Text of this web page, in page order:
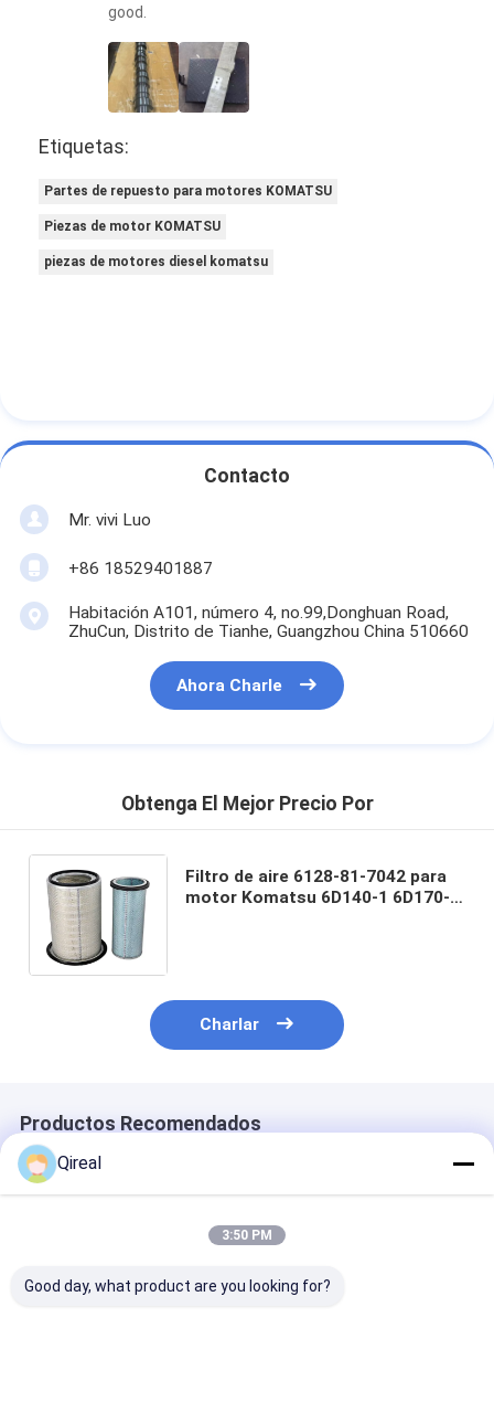
good.
Etiquetas:
Partes de repuesto para motores KOMATSU
Piezas de motor KOMATSU
piezas de motores diesel komatsu
Contacto
Mr. vivi Luo
+86 18529401887
Habitación A101, número 4, no.99,Donghuan Road,
ZhuCun, Distrito de Tianhe, Guangzhou China 510660
Ahora Charle
Obtenga El Mejor Precio Por
Filtro de aire 6128-81-7042 para
motor Komatsu 6D140-1 6D170-1
Charlar
Productos Recomendados
Qireal
3:50 PM
Good day, what product are you looking for?